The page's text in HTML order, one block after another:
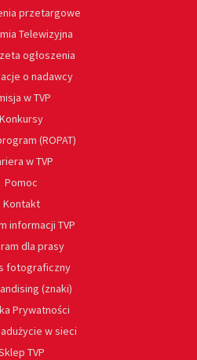
przetargowe
Telewizyjna
ogłoszenia
o nadawcy
w TVP
Konkursy
(ROPAT)
w TVP
Pomoc
Kontakt
informacji TVP
dla prasy
fotograficzny
(znaki)
Prywatności
w sieci
TVP